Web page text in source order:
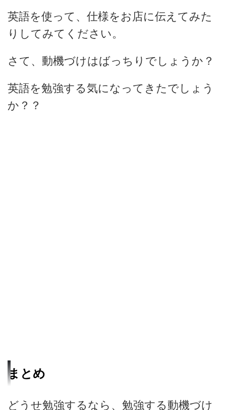
英語を使って、仕様をお店に伝えてみた
りしてみてください。
さて、動機づけはばっちりでしょうか？
英語を勉強する気になってきたでしょう
か？？
まとめ
どうせ勉強するなら、勉強する動機づけ